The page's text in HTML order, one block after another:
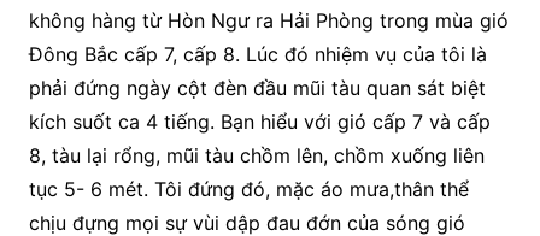
không hàng từ Hòn Ngư ra Hải Phòng trong mùa gió
Đông Bắc cấp 7, cấp 8. Lúc đó nhiệm vụ của tôi là
phải đứng ngày cột đèn đầu mũi tàu quan sát biệt
kích suốt ca 4 tiếng. Bạn hiểu với gió cấp 7 và cấp
8, tàu lại rổng, mũi tàu chồm lên, chồm xuống liên
tục 5- 6 mét. Tôi đứng đó, mặc áo mưa,thân thể
chịu đựng mọi sự vùi dập đau đớn của sóng gió